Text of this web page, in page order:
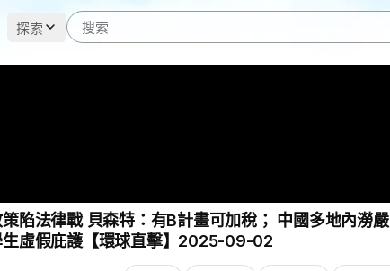
探索
陷法律戰 貝森特：有B計畫可加稅； 中國多地內澇嚴
生虛假庇護【環球直擊】2025-09-02